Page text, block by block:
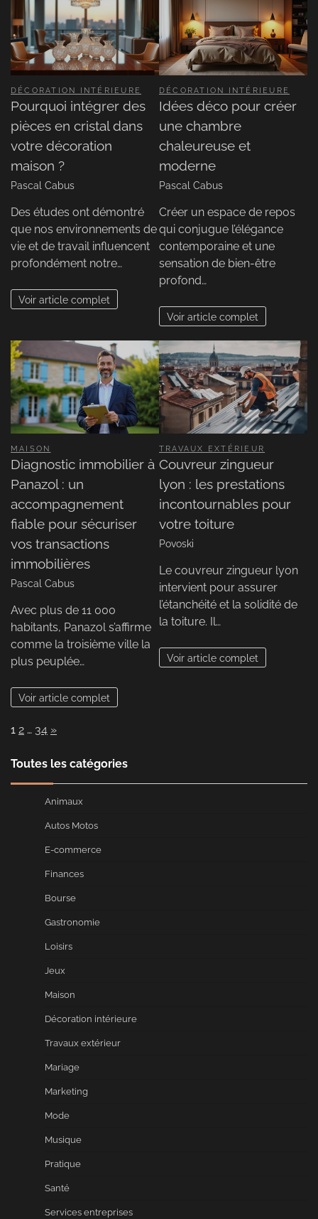
DÉCORATION INTÉRIEURE
Pourquoi intégrer des
pièces en cristal dans
votre décoration
maison ?
Pascal Cabus
Des études ont démontré
que nos environnements de
vie et de travail influencent
profondément notre…
Voir article complet
DÉCORATION INTÉRIEURE
Idées déco pour créer
une chambre
chaleureuse et
moderne
Pascal Cabus
Créer un espace de repos
qui conjugue l’élégance
contemporaine et une
sensation de bien-être
profond…
Voir article complet
MAISON
Diagnostic immobilier à
Panazol : un
accompagnement
fiable pour sécuriser
vos transactions
immobilières
Pascal Cabus
Avec plus de 11 000
habitants, Panazol s’affirme
comme la troisième ville la
plus peuplée…
Voir article complet
TRAVAUX EXTÉRIEUR
Couvreur zingueur
lyon : les prestations
incontournables pour
votre toiture
Povoski
Le couvreur zingueur lyon
intervient pour assurer
l’étanchéité et la solidité de
la toiture. Il…
Voir article complet
Page:
1 2 … 34 Next
»
Toutes les catégories
Animaux
Autos Motos
E-commerce
Finances
Bourse
Gastronomie
Loisirs
Jeux
Maison
Décoration intérieure
Travaux extérieur
Mariage
Marketing
Mode
Musique
Pratique
Santé
Services entreprises